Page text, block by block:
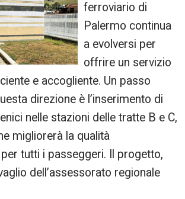
ferroviario di
Palermo continua
a evolversi per
offrire un servizio
e accogliente. Un passo
direzione è l’inserimento di
nelle stazioni delle tratte B e C,
migliorerà la qualità
per tutti i passeggeri. Il progetto,
dell’assessorato regionale